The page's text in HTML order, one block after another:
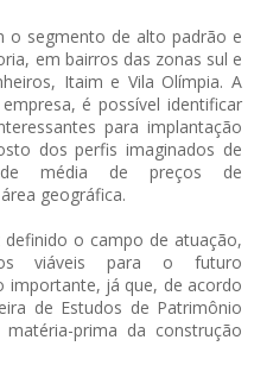
o segmento de alto padrão e
em bairros das zonas sul e
Itaim e Vila Olímpia. A
é possível identificar
para implantação
dos perfis imaginados de
de média de preços de
geográfica.
o campo de atuação,
viáveis para o futuro
importante, já que, de acordo
de Estudos de Patrimônio
matéria-prima da construção